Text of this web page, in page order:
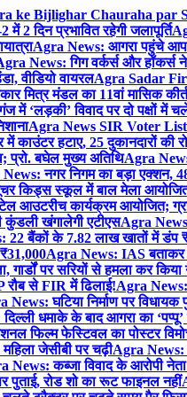
ke Bijlighar Chauraha par
2 दिन प्रभावित रहेगी जलापूर्ति
Agra News: आगरा पहुंचे आप
News: गिग वर्कर्स और हॉकर्स
वीडियो वायरलAgra Sadar
मित्र मंडल का 11वां मासिक
‘लड़की’ विवाद पर दो पक्षों में
Agra News SIR Voter List:
हटाए, 25 दुकानदारों की
प्रो. बघेल मुख्य अतिथिAgra
नगर निगम का बड़ा एक्शन,
किड्स स्कूल में बाल मेला
आउटरीच कार्यक्रम आयोजित;
खंगालेगी एटीएसAgra
22 बैंकों के 7.82 लाख खातों में डंप
Agra News: IAS बताकर
गार्डों पर सरियों से हमला कर
से FIR में ढिलाई!Agra News:
News: घटिया निर्माण पर
धमाके के बाद आगरा का
फिल्म फेस्टिवल का पोस्टर
जेसीबी पर चढ़ीAgra News:
News: कब्जा विवाद के आरोपी
पुताई, रोड शो का रूट फाइनल नहीं